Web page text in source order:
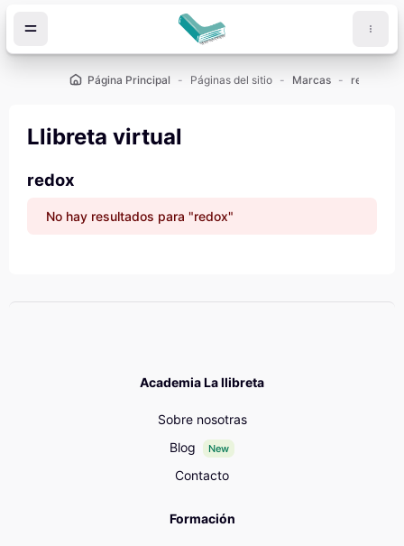
Página Principal Páginas del sitio Marcas redox
Llibreta virtual
redox
No hay resultados para "redox"
Academia La llibreta
Sobre nosotras
Blog
New
Contacto
Formación